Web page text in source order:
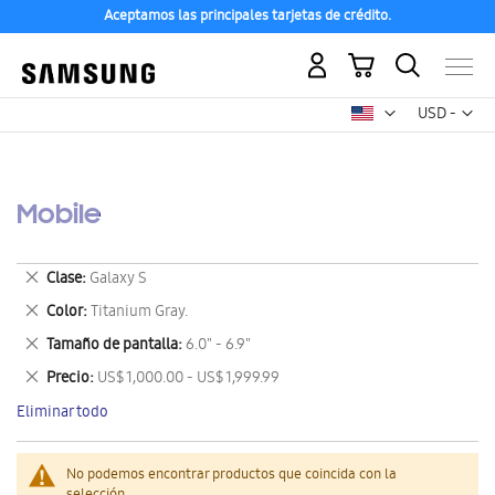
Aceptamos las principales tarjetas de crédito.
USD -
dólar
Mi carrito
Mobile
No podemos encontrar productos que coincida con la
Clase Galaxy S
Eliminar
este
artículo
Color Titanium Gray.
Eliminar
este
artículo
Tamaño de pantalla 6.0" - 6.9"
Eliminar
este
artículo
Precio US$ 1,000.00 - US$ 1,999.99
Eliminar
este
artículo
Eliminar todo